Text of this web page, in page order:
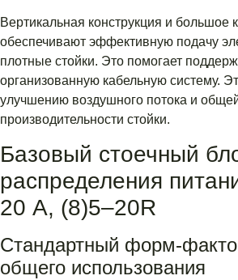
Вертикальная конструкция и большое
обеспечивают эффективную подачу
плотные стойки. Это помогает
организованную кабельную систему.
улучшению воздушного потока и
производительности стойки.
Базовый стоечный
распределения
20 А, (8)5–20R
Стандартный форм-
общего использования